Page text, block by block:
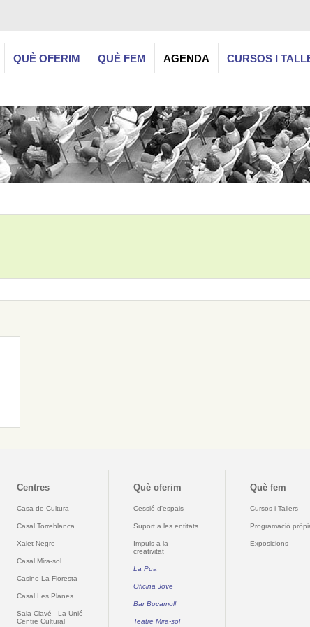
QUÈ OFERIM QUÈ FEM AGENDA CURSOS I
Centres
Casa de Cultura
Casal Torreblanca
Xalet Negre
Casal Mira-sol
Casino La Floresta
Casal Les Planes
Sala Clavé - La Unió
Centre Cultural
Què oferim
Cessió d'espais
Suport a les entitats
Impuls a la
creativitat
La Pua
Oficina Jove
Bar Bocamoll
Teatre Mira-sol
Què fem
Cursos i Tallers
Programació
Exposicions